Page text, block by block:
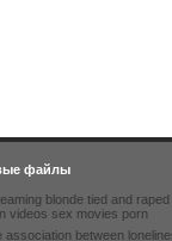
файлы
blonde tied and raped
videos sex movies porn
association between